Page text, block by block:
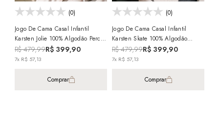
(0)
Jogo De Cama Casal Infantil
Karsten Jolie 100% Algodão Percal
200 Fios (4 Peças)
R$ 479,99R$ 399,90
7x R$ 57,13
Comprar
(0)
Jogo De Cama Casal Infantil
Karsten Skate 100% Algodão
Percal 200 Fios (4 Peças)
R$ 479,99R$ 399,90
7x R$ 57,13
Comprar